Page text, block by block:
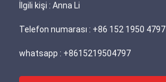
İlgili kişi : Anna Li
Telefon numarası : +86 152 1950 4797
whatsapp : +8615219504797